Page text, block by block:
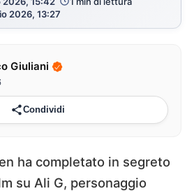
2026, 13:27
Giuliani
Condividi
ha completato in segreto
su Ali G, personaggio